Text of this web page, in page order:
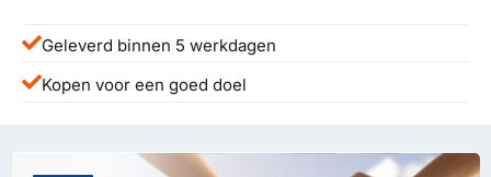
Geleverd binnen 5 werkdagen
Kopen voor een goed doel